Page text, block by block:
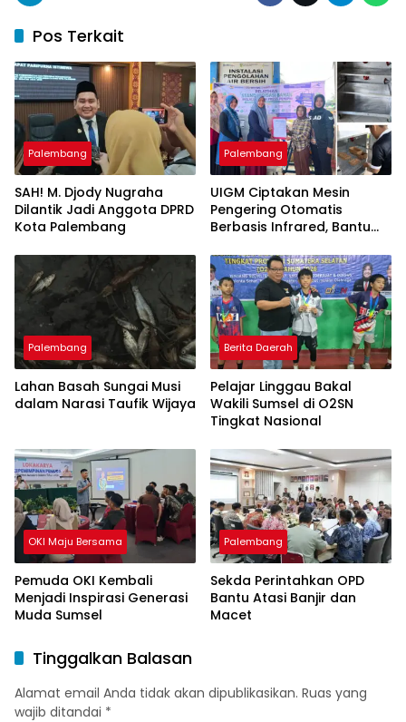
Pos Terkait
Palembang
SAH! M. Djody Nugraha
Dilantik Jadi Anggota DPRD
Kota Palembang
Palembang
UIGM Ciptakan Mesin
Pengering Otomatis
Berbasis Infrared, Bantu
Pulau Kemaro
Palembang
Lahan Basah Sungai Musi
dalam Narasi Taufik Wijaya
Berita Daerah
Pelajar Linggau Bakal
Wakili Sumsel di O2SN
Tingkat Nasional
OKI Maju Bersama
Pemuda OKI Kembali
Menjadi Inspirasi Generasi
Muda Sumsel
Palembang
Sekda Perintahkan OPD
Bantu Atasi Banjir dan
Macet
Tinggalkan Balasan
Alamat email Anda tidak akan dipublikasikan. Ruas yang
wajib ditandai *